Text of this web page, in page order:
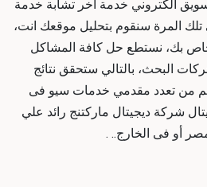
الكتروني خدمة آخر تشابة خدمة
المرة سنقوم بتحليل موقعك انت،
بك، نستطع حل كافة المشاكل
البحث، بالتالي ستحقق نتائج
من تعدد مقدمي خدمات سيو فى
شركة ديجيتال ماركتنج رائد علي
أو فى الخارج.. .